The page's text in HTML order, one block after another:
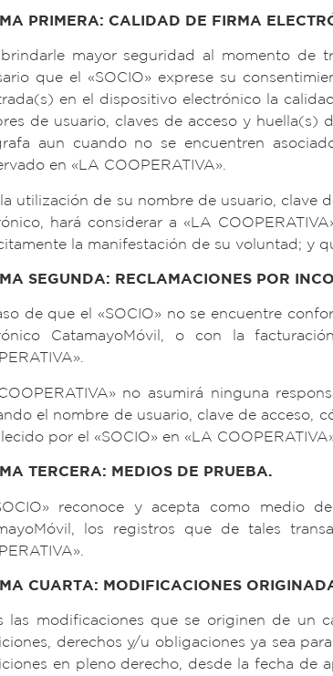
PRIMERA: CALIDAD DE FIRMA
mayor seguridad al momento de
que el «SOCIO» exprese su
en el dispositivo electrónico la
de usuario, claves de acceso y
aun cuando no se encuentren
en «LA COOPERATIVA».
utilización de su nombre de usuario,
hará considerar a «LA
la manifestación de su voluntad; y
SEGUNDA: RECLAMACIONES POR
de que el «SOCIO» no se encuentre
CatamayoMóvil, o con la
no asumirá ninguna
el nombre de usuario, clave de acceso,
por el «SOCIO» en «LA
TERCERA: MEDIOS DE PRUEBA.
reconoce y acepta como medio
los registros que de tales
CUARTA: MODIFICACIONES
las modificaciones que se originen de un
derechos y/u obligaciones ya sea
en pleno derecho, desde la fecha de